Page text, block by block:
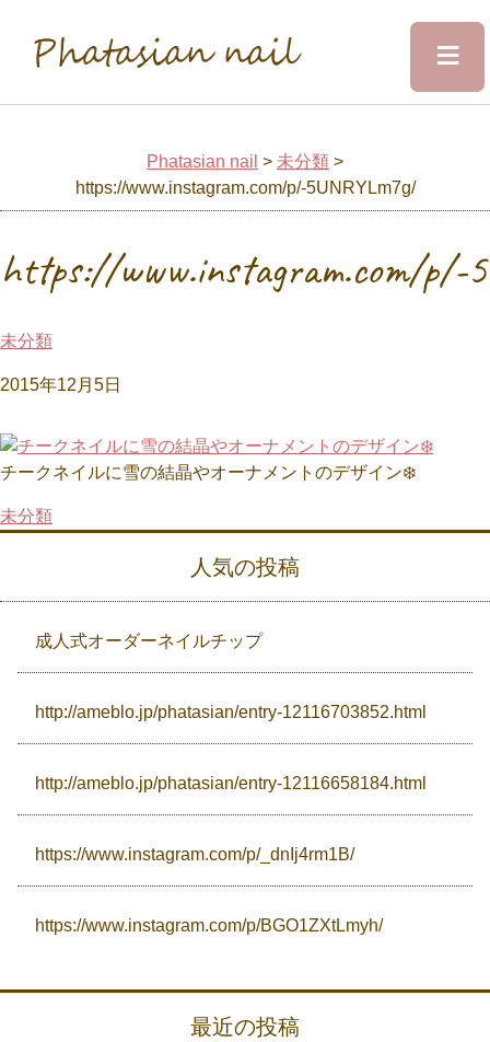
≡
Voice
Campaign
Access
Phatasian nail > 未分類 >
https://www.instagram.com/p/-5UNRYLm7g/
https://www.instagram.com/p/-
未分類
2015年12月5日
チークネイルに雪の結晶やオーナメントのデザイン❄️
未分類
人気の投稿
成人式オーダーネイルチップ
http://ameblo.jp/phatasian/entry-12116703852.html
http://ameblo.jp/phatasian/entry-12116658184.html
https://www.instagram.com/p/_dnIj4rm1B/
https://www.instagram.com/p/BGO1ZXtLmyh/
最近の投稿